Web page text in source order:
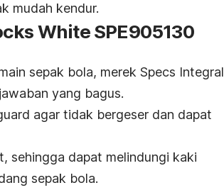
mudah kendur.
White SPE905130
sepak bola, merek Specs Integral
yang bagus.
agar tidak bergeser dan dapat
sehingga dapat melindungi kaki
sepak bola.